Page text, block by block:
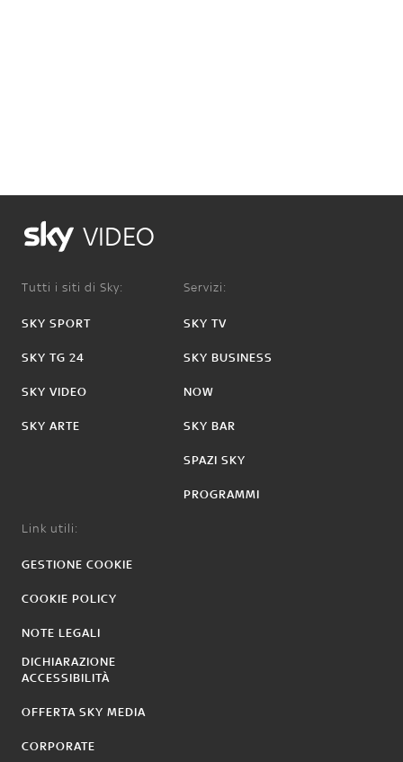
VIDEO
Tutti i siti di Sky:
SKY SPORT
SKY TG 24
SKY VIDEO
SKY ARTE
Servizi:
SKY TV
SKY BUSINESS
NOW
SKY BAR
SPAZI SKY
PROGRAMMI
Link utili:
GESTIONE COOKIE
COOKIE POLICY
NOTE LEGALI
DICHIARAZIONE
ACCESSIBILITÀ
OFFERTA SKY MEDIA
CORPORATE